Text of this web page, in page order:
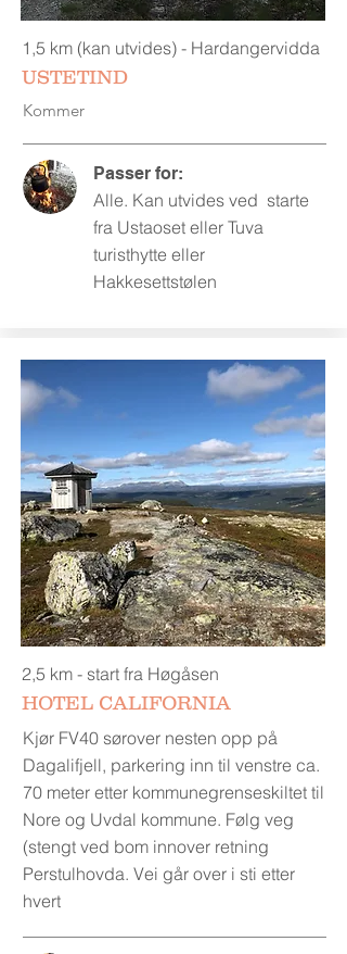
1,5 km (kan utvides) - Hardangervidda
USTETIND
Kommer
Alle. Kan utvides ved starte
fra Ustaoset eller Tuva
turisthytte eller
Hakkesettstølen
Passer for:
2,5 km - start fra Høgåsen
HOTEL CALIFORNIA
Kjør FV40 sørover nesten opp på
Dagalifjell, parkering inn til venstre ca.
70 meter etter kommunegrenseskiltet til
Nore og Uvdal kommune. Følg veg
(stengt ved bom innover retning
Perstulhovda. Vei går over i sti etter
hvert